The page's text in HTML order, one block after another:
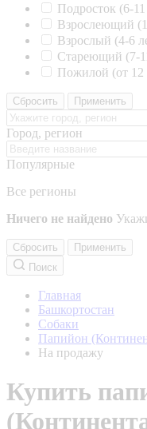
Подросток (6-
Взрослеющий
Взрослый (4-6
Стареющий (7-
Пожилой (от 12
Сбросить Применить
Город, регион
Популярные
Все регионы
Ничего не найдено
Сбросить
Применить
Поиск
Главная
Башкортостан
Собаки
Папийон
На продажу
Купить